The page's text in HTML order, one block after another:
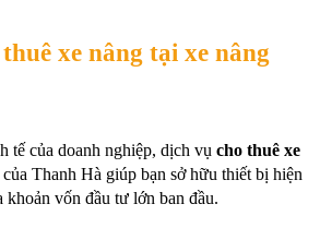
xe nâng tại xe nâng
tế của doanh nghiệp, dịch vụ cho thuê xe
của Thanh Hà giúp bạn sở hữu thiết bị hiện
khoản vốn đầu tư lớn ban đầu.